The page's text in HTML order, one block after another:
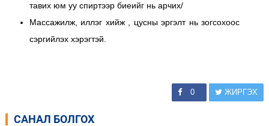
тавих юм уу спиртээр биеийг нь арчих/
Массажилж, иллэг хийж , цусны эргэлт нь зогсохоос
сэргийлэх хэрэгтэй.
0 ЖИРГЭХ
САНАЛ БОЛГОХ